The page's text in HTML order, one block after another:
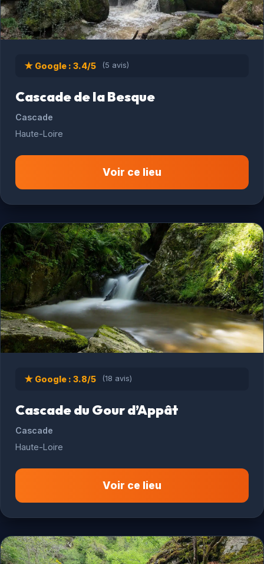
★ Google : 3.4/5 (5 avis)
Cascade de la Besque
Cascade
Haute-Loire
Voir ce lieu
★ Google : 3.8/5 (18 avis)
Cascade du Gour d’Appât
Cascade
Haute-Loire
Voir ce lieu